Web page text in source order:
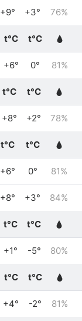
+9° +3° 76%
t°C t°C
+6° 0° 81%
t°C t°C
+8° +2° 78%
t°C t°C
+6° 0° 81%
+8° +3° 84%
t°C t°C
+1° -5° 80%
t°C t°C
+4° -2° 81%